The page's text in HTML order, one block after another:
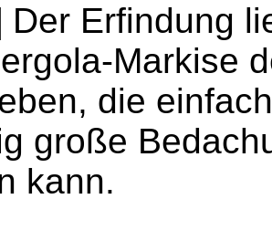
Der Erfindung
Markise
die
große
kann.